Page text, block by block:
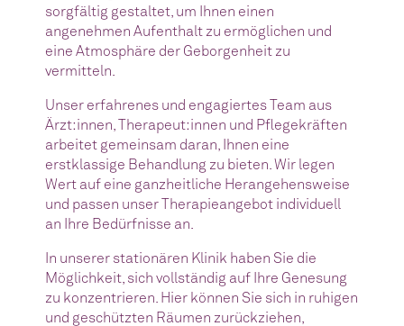
sorgfältig gestaltet, um Ihnen einen
angenehmen Aufenthalt zu ermöglichen und
eine Atmosphäre der Geborgenheit zu
vermitteln.
Unser erfahrenes und engagiertes Team aus
Ärzt:innen, Therapeut:innen und Pflegekräften
arbeitet gemeinsam daran, Ihnen eine
erstklassige Behandlung zu bieten. Wir legen
Wert auf eine ganzheitliche Herangehensweise
und passen unser Therapieangebot individuell
an Ihre Bedürfnisse an.
In unserer stationären Klinik haben Sie die
Möglichkeit, sich vollständig auf Ihre Genesung
zu konzentrieren. Hier können Sie sich in ruhigen
und geschützten Räumen zurückziehen,